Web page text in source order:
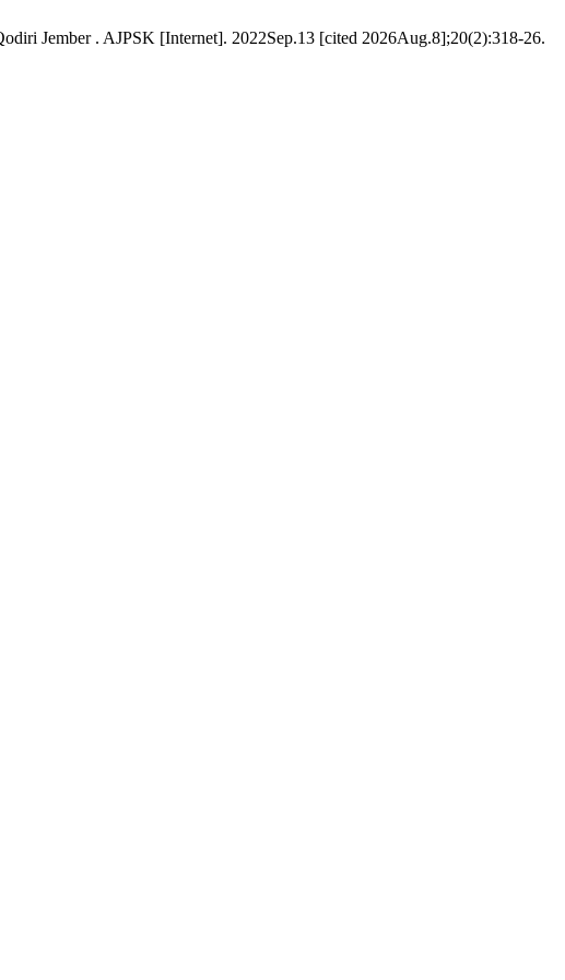
Jember . AJPSK [Internet]. 2022Sep.13 [cited 2026Aug.8];20(2):318-26.